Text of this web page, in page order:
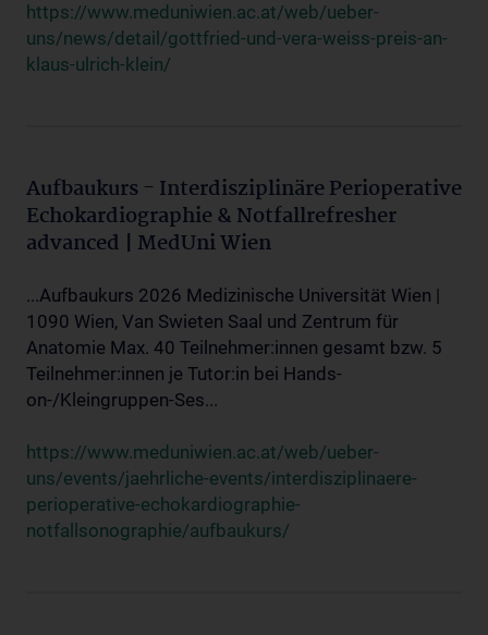
https://www.meduniwien.ac.at/web/ueber-
uns/news/detail/gottfried-und-vera-weiss-preis-an-
klaus-ulrich-klein/
Aufbaukurs - Interdisziplinäre Perioperative
Echokardiographie & Notfallrefresher
advanced | MedUni Wien
...Aufbaukurs 2026 Medizinische Universität Wien |
1090 Wien, Van Swieten Saal und Zentrum für
Anatomie Max. 40 Teilnehmer:innen gesamt bzw. 5
Teilnehmer:innen je Tutor:in bei Hands-
on-/Kleingruppen-Ses...
https://www.meduniwien.ac.at/web/ueber-
uns/events/jaehrliche-events/interdisziplinaere-
perioperative-echokardiographie-
notfallsonographie/aufbaukurs/